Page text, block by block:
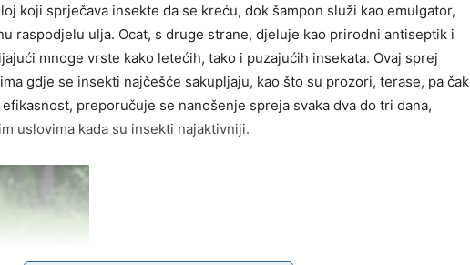
koji sprječava insekte da se kreću, dok šampon služi kao emulgator,
raspodjelu ulja. Ocat, s druge strane, djeluje kao prirodni antiseptik i
mnoge vrste kako letećih, tako i puzajućih insekata. Ovaj sprej
gdje se insekti najčešće sakupljaju, kao što su prozori, terase, pa čak
preporučuje se nanošenje spreja svaka dva do tri dana,
uslovima kada su insekti najaktivniji.